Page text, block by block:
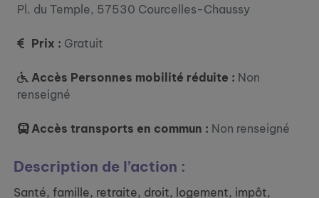
Pl. du Temple, 57530 Courcelles-Chaussy
Prix : Gratuit
Accès Personnes mobilité réduite : Non
renseigné
Accès transports en commun : Non renseigné
Description de l’action :
Santé, famille, retraite, droit, logement, impôt,